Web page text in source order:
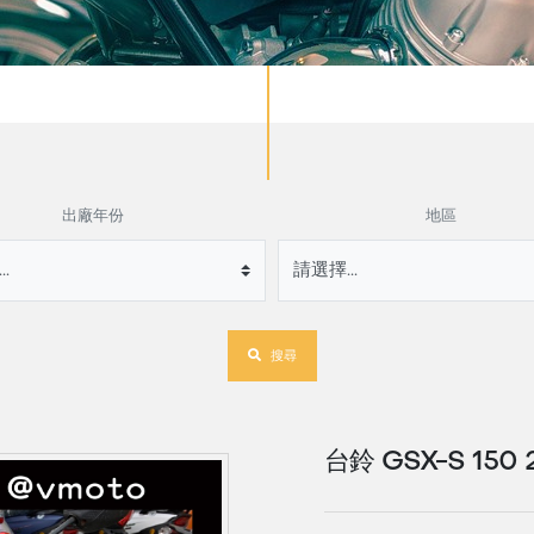
出廠年份 地區
搜尋
台鈴 GSX-S 150